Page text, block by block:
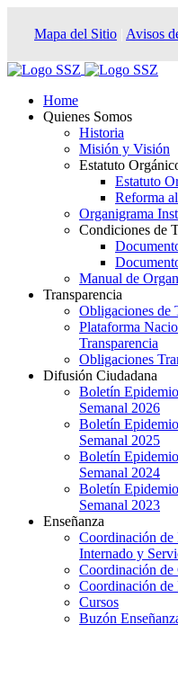
Mapa del Sitio Avisos
Home
Quienes Somos
Historia
Misión y Visión
Estatuto
Estatuto
Reforma
Organigrama
Condiciones de
Manual de
Transparencia
Obligaciones de
Plataforma
Transparencia
Obligaciones
Difusión Ciudadana
Boletín
Semanal 2026
Boletín
Semanal 2025
Boletín
Semanal 2024
Boletín
Semanal 2023
Enseñanza
Coordinación de
Internado y
Coordinación de
Coordinación de
Cursos
Buzón